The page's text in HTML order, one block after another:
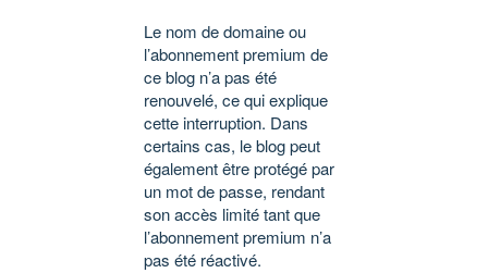
Le nom de domaine ou
l’abonnement premium de
ce blog n’a pas été
renouvelé, ce qui explique
cette interruption. Dans
certains cas, le blog peut
également être protégé par
un mot de passe, rendant
son accès limité tant que
l’abonnement premium n’a
pas été réactivé.